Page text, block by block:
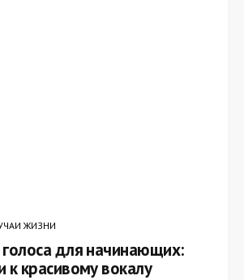
ЖИЗНИ
для начинающих:
к красивому вокалу